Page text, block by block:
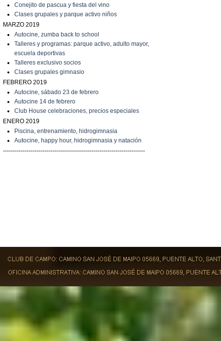
Conejito de pascua y fiesta del vino
C lases grupales y parque activo niños
MARZO 2019
Autocine, zumba back to school
Talleres y programas: parque activo, adulto mayor,
escuela deportivas
Talleres exclusivo socios
C lases grupales gimnasio
FEBRERO 2019
Autocine, sábado 23 de febrero
Autocine 14 de febrero
Club House celebraciones, precios especiales
ENERO 2019
Piscina, entrenamiento, hidrogimnasia
Autocine, happy hour, hidrogimnasia y natación
------------------------------------------------------------------------